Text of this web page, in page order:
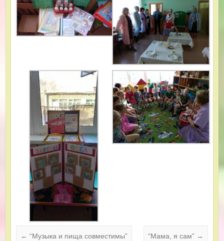
← “Музыка и пища совместимы” “Мама, я сам” →